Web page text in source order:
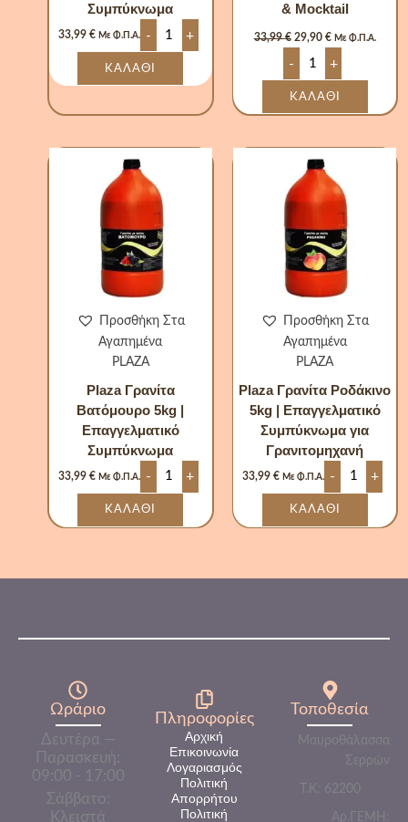
Συμπύκνωμα
33,99 € Με Φ.Π.Α. - +
ΚΑΛΆΘΙ
& Mocktail
33,99€ 29,90 € Με Φ.Π.Α.
- +
ΚΑΛΆΘΙ
Προσθήκη Στα
Αγαπημένα
PLAZA
Plaza Γρανίτα
Βατόμουρο 5kg |
Επαγγελματικό
Συμπύκνωμα
33,99 € Με Φ.Π.Α. -
5kg
|
Επαγγελματικό
Συμπύκνωμα
ποσότητα
+
ΚΑΛΆΘΙ
Προσθήκη Στα
Αγαπημένα
PLAZA
Plaza Γρανίτα Ροδάκινο
5kg | Επαγγελματικό
Συμπύκνωμα για
Γρανιτομηχανή
33,99€ Με Φ.Π.Α. -
5kg
|
για
ποσότητα
+
ΚΑΛΆΘΙ
Ωράριο
Δευτέρα —
Παρασκευή:
09:00 - 17:00
Σάββατο:
Κλειστά
Πληροφορίες​
Αρχική
Επικοινωνία
Λογαριασμός
Πολιτική
Απορρήτου
Πολιτική
Τοποθεσία
Μαυροθάλασσα
Σερρών
Τ.Κ: 62200
Αρ.ΓΕΜΗ: